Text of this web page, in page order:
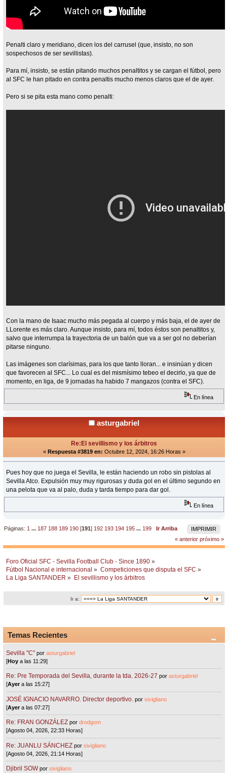
Penalti claro y meridiano, dicen los del carrusel (que, insisto, no son
sospechosos de ser sevillistas).
Para mí, insisto, se están pitando muchos penaltitos y se cargan el fútbol, pero
al SFC le han pitado en contra penaltis mucho menos claros que el de ayer.
Pero si se pita esta mano como penalti:
Con la mano de Isaac mucho más pegada al cuerpo y más baja, el de ayer de
LLorente es más claro. Aunque insisto, para mí, todos éstos son penaltitos y,
salvo que interrumpa la trayectoria de un balón que va a ser gol no deberían
pitarse ninguno.
Las imágenes son clarísimas, para los que tanto lloran... e insinúan y dicen
que favorecen al SFC... Lo cual es del mismísimo tebeo el decirlo, ya que de
momento, en liga, de 9 jornadas ha habido 7 mangazos (contra el SFC).
En línea
asturgabriel
Re:El sevillismo y los árbitros
« Respuesta #3819 en: Octubre 12, 2024, 16:26 Horas »
Pues hoy que no juega el Sevilla, le están haciendo un robo sin pistolas al
Sevilla Atco. Expulsión muy muy rigurosas y duda gol en el último segundo en
una pelota que va al palo, duda y tarda tiempo para dar gol.
En línea
IMPRIMIR
Páginas: 1 ... 187 188 189 190 [191] 192 193 194 195 ... 199
Ir Arriba
« anterior próximo »
Foro Oficial SFC - Sevilla Football Club - Since 1890 »
Fútbol Nacional e internacional » Competiciones que disputa el SFC »
La Liga SANTANDER » El sevillismo y los árbitros
Ir a:
Temas Recientes
Sevilla "C"porasturgabriel
[Hoy a las 11:29]
Re: Pre Temporada del Sevilla, durante la tda. 2026-27 porasturgabriel
[Ayera las 15:27]
JOSÉ IGNACIO NAVARRO. Director deportivo. porsivigliano
[Ayera las 07:27]
Re: FRAN GONZÁLEZ pordrodgom
[Agosto 04, 2026, 22:33 Horas]
Re: JUANLU SÁNCHEZ porsivigliano
[Agosto 04, 2026, 21:14 Horas]
Djibril SOW porsivigliano